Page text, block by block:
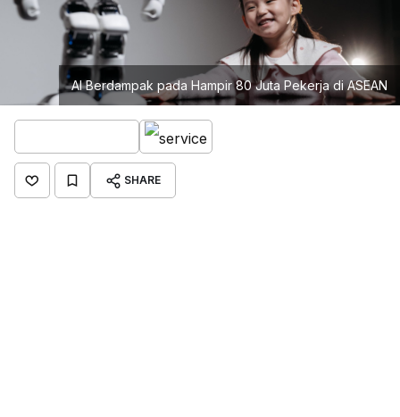
AI Berdampak pada Hampir 80 Juta Pekerja di ASEAN
SHARE